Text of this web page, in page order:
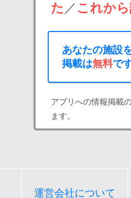
た ／ これか
あなたの施設
掲載は無料で
アプリへの情報掲載
ます。
運営会社について